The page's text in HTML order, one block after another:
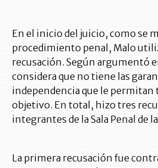
En el inicio del juicio, como se
procedimiento penal, Malo
recusación. Según argumentó
considera que no tiene las
independencia que le permitan
objetivo. En total, hizo tres
integrantes de la Sala Penal de
La primera recusación fue